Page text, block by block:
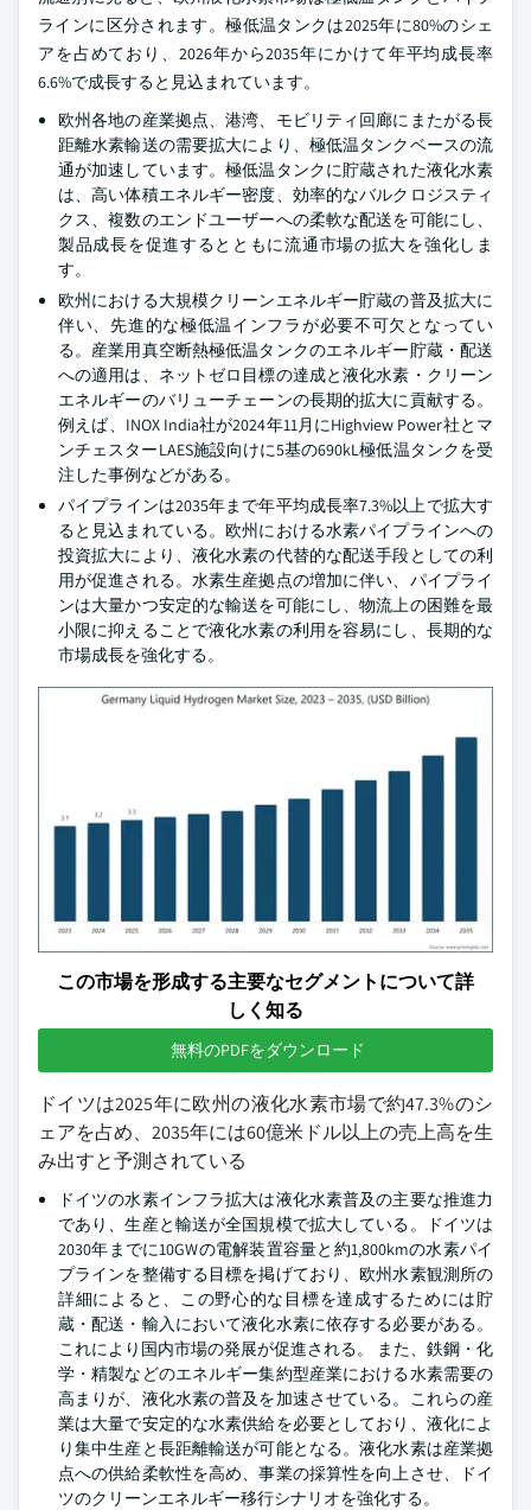
ラインに区分されます。極低温タンクは2025年に80%のシェ
アを占めており、2026年から2035年にかけて年平均成長率
6.6%で成長すると見込まれています。
欧州各地の産業拠点、港湾、モビリティ回廊にまたがる長
距離水素輸送の需要拡大により、極低温タンクベースの流
通が加速しています。極低温タンクに貯蔵された液化水素
は、高い体積エネルギー密度、効率的なバルクロジスティ
クス、複数のエンドユーザーへの柔軟な配送を可能にし、
製品成長を促進するとともに流通市場の拡大を強化しま
す。
欧州における大規模クリーンエネルギー貯蔵の普及拡大に
伴い、先進的な極低温インフラが必要不可欠となってい
る。産業用真空断熱極低温タンクのエネルギー貯蔵・配送
への適用は、ネットゼロ目標の達成と液化水素・クリーン
エネルギーのバリューチェーンの長期的拡大に貢献する。
例えば、INOX India社が2024年11月にHighview Power社とマ
ンチェスターLAES施設向けに5基の690kL極低温タンクを受
注した事例などがある。
パイプラインは2035年まで年平均成長率7.3%以上で拡大す
ると見込まれている。欧州における水素パイプラインへの
投資拡大により、液化水素の代替的な配送手段としての利
用が促進される。水素生産拠点の増加に伴い、パイプライ
ンは大量かつ安定的な輸送を可能にし、物流上の困難を最
小限に抑えることで液化水素の利用を容易にし、長期的な
市場成長を強化する。
この市場を形成する主要なセグメントについて詳
しく知る
無料のPDFをダウンロード
ドイツは2025年に欧州の液化水素市場で約47.3%のシ
ェアを占め、2035年には60億米ドル以上の売上高を生
み出すと予測されている
ドイツの水素インフラ拡大は液化水素普及の主要な推進力
であり、生産と輸送が全国規模で拡大している。ドイツは
2030年までに10GWの電解装置容量と約1,800kmの水素パイ
プラインを整備する目標を掲げており、欧州水素観測所の
詳細によると、この野心的な目標を達成するためには貯
蔵・配送・輸入において液化水素に依存する必要がある。
これにより国内市場の発展が促進される。
また、鉄鋼・化
学・精製などのエネルギー集約型産業における水素需要の
高まりが、液化水素の普及を加速させている。これらの産
業は大量で安定的な水素供給を必要としており、液化によ
り集中生産と長距離輸送が可能となる。液化水素は産業拠
点への供給柔軟性を高め、事業の採算性を向上させ、ドイ
ツのクリーンエネルギー移行シナリオを強化する。